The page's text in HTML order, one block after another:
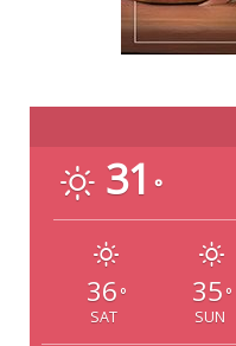
31 °
36 °
SAT
35 °
SUN